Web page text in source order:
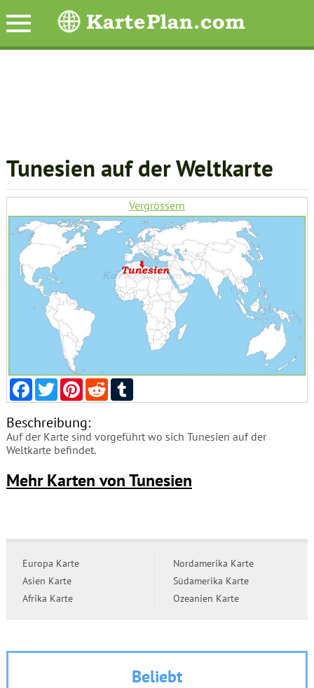
Tunesien auf der Weltkarte
Vergrössern
Facebook
TwitterPinterest
RedditTumblr
Beschreibung:
Auf der Karte sind vorgeführt wo sich Tunesien auf der
Weltkarte befindet.
Mehr Karten von Tunesien
Europa Karte
Asien Karte
Afrika Karte
Nordamerika Karte
Südamerika Karte
Ozeanien Karte
Beliebt